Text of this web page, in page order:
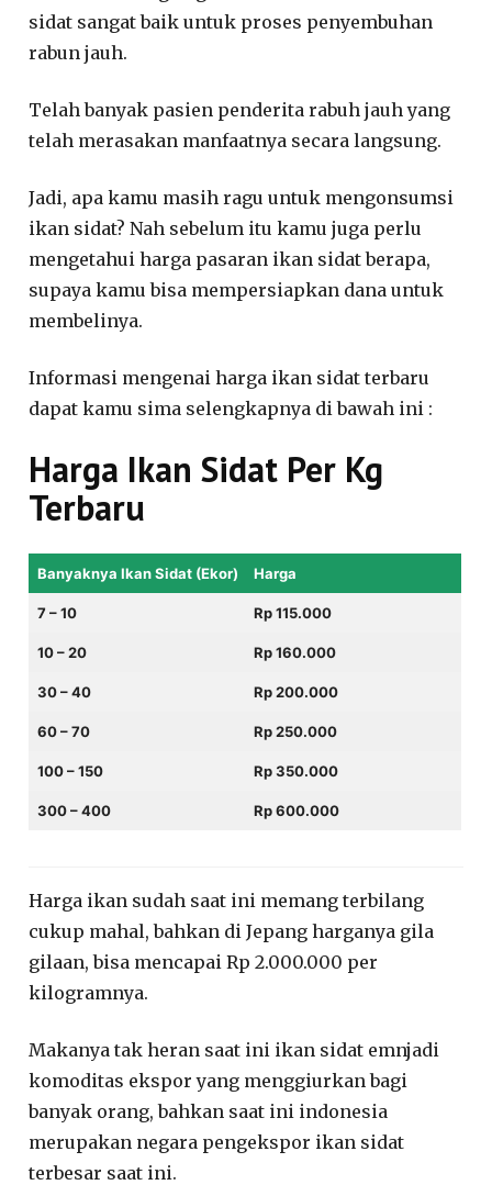
sidat sangat baik untuk proses penyembuhan
rabun jauh.
Telah banyak pasien penderita rabuh jauh yang
telah merasakan manfaatnya secara langsung.
Jadi, apa kamu masih ragu untuk mengonsumsi
ikan sidat? Nah sebelum itu kamu juga perlu
mengetahui harga pasaran ikan sidat berapa,
supaya kamu bisa mempersiapkan dana untuk
membelinya.
Informasi mengenai harga ikan sidat terbaru
dapat kamu sima selengkapnya di bawah ini :
Harga Ikan Sidat Per Kg
Terbaru
Banyaknya Ikan Sidat (Ekor) Harga
7 – 10 Rp 115.000
10 – 20 Rp 160.000
30 – 40 Rp 200.000
60 – 70 Rp 250.000
100 – 150 Rp 350.000
300 – 400 Rp 600.000
Harga ikan sudah saat ini memang terbilang
cukup mahal, bahkan di Jepang harganya gila
gilaan, bisa mencapai Rp 2.000.000 per
kilogramnya.
Makanya tak heran saat ini ikan sidat emnjadi
komoditas ekspor yang menggiurkan bagi
banyak orang, bahkan saat ini indonesia
merupakan negara pengekspor ikan sidat
terbesar saat ini.